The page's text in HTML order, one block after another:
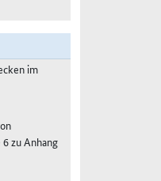
im
zu Anhang